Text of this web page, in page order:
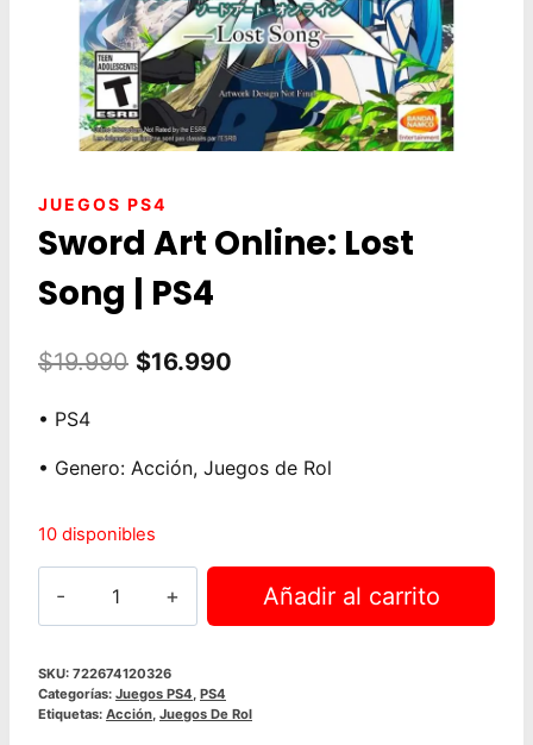
JUEGOS PS4
Sword Art Online: Lost
Song | PS4
$19.990 El
era:
$16.990
es:
• PS4
• Genero: Acción, Juegos de Rol
10 disponibles
Lost
Song
Añadir al carrito
SKU: 722674120326
Categorías: Juegos PS4 PS4
Etiquetas: Acción Juegos De Rol